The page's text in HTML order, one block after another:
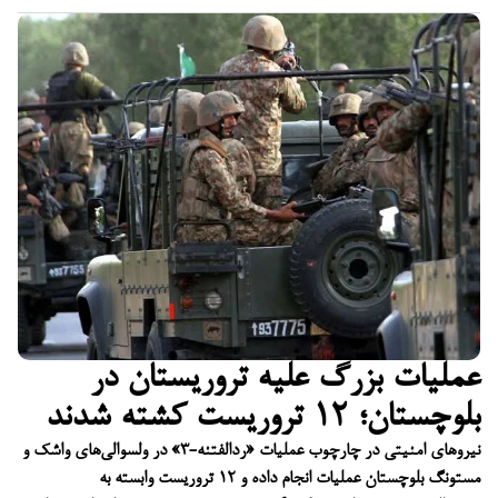
عملیات بزرگ علیه تروریستان در
بلوچستان؛ ۱۲ تروریست کشته شدند
نیروهای امنیتی در چارچوب عملیات «ردالفتنه-۳» در ولسوالی‌های واشک و
مستونگ بلوچستان عملیات انجام داده و ۱۲ تروریست وابسته به